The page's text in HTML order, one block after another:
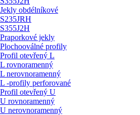
Jekly obdélníkové
S235JRH
S355J2H
Praporkové jekly
Plochooválné profily
Profil otevřený L
L rovnoramenný
L nerovnoramenný
L -profily perforované
Profil otevřený U
U rovnoramenný
U nerovnoramenný